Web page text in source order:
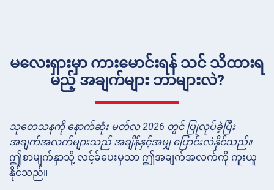
မလေးရှားမှာ ကားမောင်းရန် သင် သိထားရ
မည့် အချက်များ ဘာများလဲ?
သုတေသနကို နောက်ဆုံး မတ်လ 2026 တွင် ပြုလုပ်ခဲ့ပြီး
အချက်အလက်များသည် အချိန်နှင့်အမျှ ပြောင်းလဲနိုင်သည်။
ဤစာမျက်နှာသို့ လင့်ခ်ပေးမှသာ ဤအချက်အလက်ကို ကူးယူ
နိုင်သည်။